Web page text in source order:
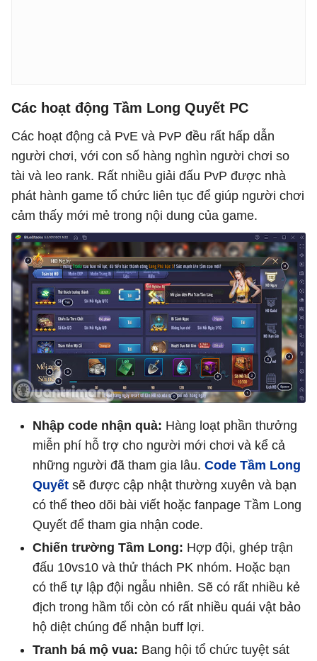
Các hoạt động Tầm Long Quyết PC
Các hoạt động cả PvE và PvP đều rất hấp dẫn
người chơi, với con số hàng nghìn người chơi so
tài và leo rank. Rất nhiều giải đấu PvP được nhà
phát hành game tổ chức liên tục để giúp người chơi
cảm thấy mới mẻ trong nội dung của game.
Nhập code nhận quà: Hàng loạt phần thưởng
miễn phí hỗ trợ cho người mới chơi và kể cả
những người đã tham gia lâu. Code Tầm Long
Quyết sẽ được cập nhật thường xuyên và bạn
có thể theo dõi bài viết hoặc fanpage Tầm Long
Quyết để tham gia nhận code.
Chiến trường Tầm Long: Hợp đội, ghép trận
đấu 10vs10 và thử thách PK nhóm. Hoặc bạn
có thể tự lập đội ngẫu nhiên. Sẽ có rất nhiều kẻ
địch trong hầm tối còn có rất nhiều quái vật bảo
hộ diệt chúng để nhận buff lợi.
Tranh bá mộ vua: Bang hội tổ chức tuyệt sát